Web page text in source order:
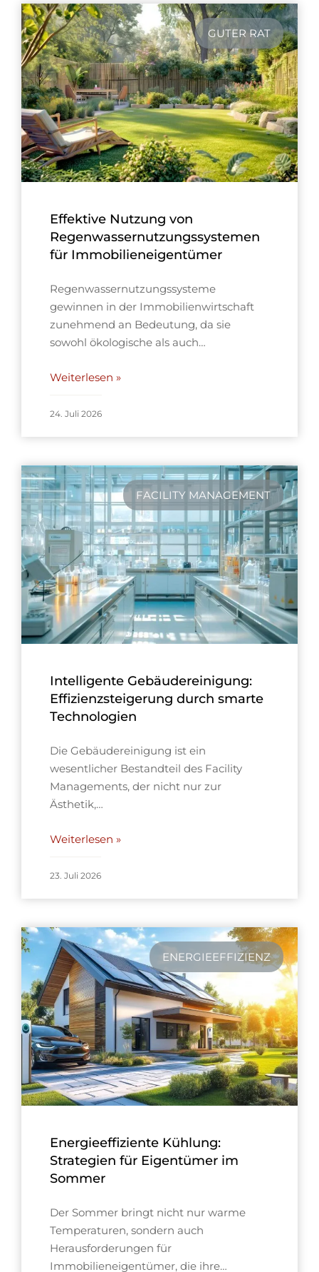
GUTER RAT
Effektive Nutzung von
Regenwassernutzungssystemen
für Immobilieneigentümer
Regenwassernutzungssysteme
gewinnen in der Immobilienwirtschaft
zunehmend an Bedeutung, da sie
sowohl ökologische als auch…
Weiterlesen »
24. Juli 2026
FACILITY MANAGEMENT
Intelligente Gebäudereinigung:
Effizienzsteigerung durch smarte
Technologien
Die Gebäudereinigung ist ein
wesentlicher Bestandteil des Facility
Managements, der nicht nur zur
Ästhetik,…
Weiterlesen »
23. Juli 2026
ENERGIEEFFIZIENZ
Energieeffiziente Kühlung:
Strategien für Eigentümer im
Sommer
Der Sommer bringt nicht nur warme
Temperaturen, sondern auch
Herausforderungen für
Immobilieneigentümer, die ihre…